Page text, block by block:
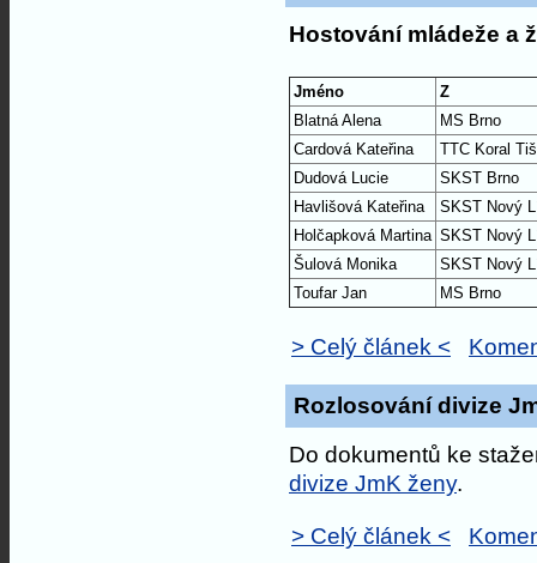
Hostovánímládeže a
Jméno
Z
Blatná Alena
MS Brno
Cardová Kateřina
TTC Koral
Dudová Lucie
SKST Brno
Havlišová Kateřina
SKST Nový
Holčapková Martina SKST Nový
Šulová Monika
SKST Nový
Toufar Jan
MS Brno
> Celý článek <
Rozlosování divize
Do dokumentů ke
divize JmK ženy.
> Celý článek <